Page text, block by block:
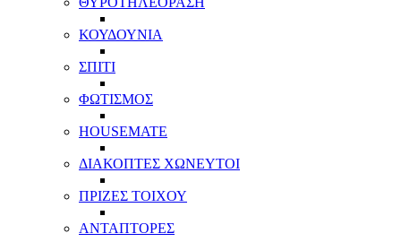
ΚΟΥΔΟΥΝΙΑ
ΣΠΙΤΙ
ΦΩΤΙΣΜΟΣ
HOUSEMATE
ΔΙΑΚΟΠΤΕΣ ΧΩΝΕΥΤΟΙ
ΠΡΙΖΕΣ ΤΟΙΧΟΥ
ΑΝΤΑΠΤΟΡΕΣ